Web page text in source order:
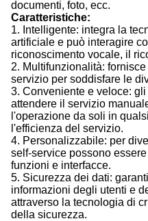
documenti, foto, ecc.
Caratteristiche:
1. Intelligente: integra la
artificiale e può interagire
riconoscimento vocale, il
2. Multifunzionalità:
servizio per soddisfare le
3. Conveniente e veloce:
attendere il servizio
l'operazione da soli in
l'efficienza del servizio.
4. Personalizzabile: per
self-service possono
funzioni e interfacce.
5. Sicurezza dei dati:
informazioni degli utenti e
attraverso la tecnologia di
della sicurezza.